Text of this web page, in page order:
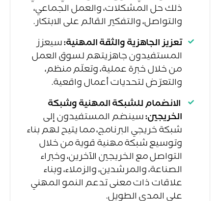
ذلك حل المشكلات، والعمل الجماعي،
والتواصل، والتفكير القائم على الابتكار.
تعزيز الجاهزية والثقة المهنية: سيعزز
المستفيدون جاهزيتهم لسوق العمل
من خلال خبرة عملية، وتعلّم منظم،
والتعرّض لتحديات أعمال واقعية.
الانضمام للشبكة المهنية وشبكة
الخريجين: سينضم المستفيدون إلى
شبكة خريجي البرنامج، مما يتيح لهم بناء
وتوسيع شبكة مهنية قوية من خلال
التواصل مع الخريجين الآخرين، وخبراء
الصناعة، والمرشدين، والزملاء، وبناء
علاقات ذات معنى تدعم النمو المهني
على المدى الطويل.